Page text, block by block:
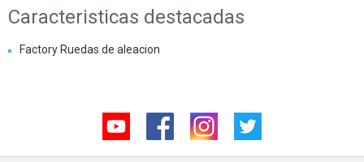
Caracteristicas destacadas
Factory Ruedas de aleacion
Youtube Facebook Instagram